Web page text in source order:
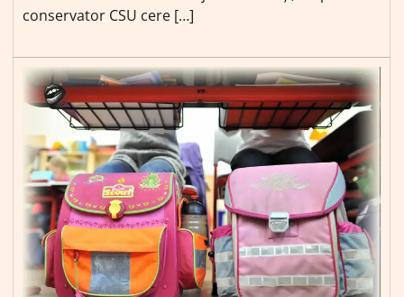
conservator CSU cere […]